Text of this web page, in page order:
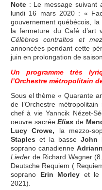
Note : Le message
lundi 16 mars 2020 : «
gouvernement québécois,
la fermeture du Café d’art
Célèbres contraltos et
annoncées pendant cette
juin en prolongation de
Un programme très
l’Orchestre métropolitain
Sous el thème « Quarante
de l’Orchestre
chef à vie Yanncik Nézet-
oeuvre sacréeElias de
Lucy Crowe, la mezzo-
Staples et la basse John
soprano canadienne
Lieder de Richard Wagner
Deutsche Requiem (
soprano Erin Morley et le
2021).